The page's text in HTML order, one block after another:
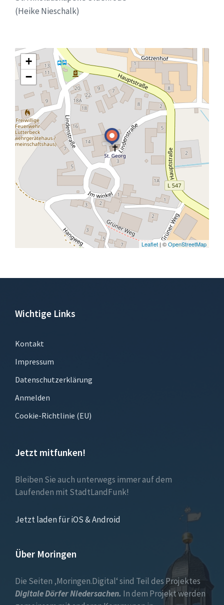
(Heike Nieschalk)
+
−
Leaflet | ©OpenStreetMap
Wichtige Links
Kontakt
Impressum
Datenschutzerklärung
Anmelden
Cookie-Richtlinie (EU)
Jetzt mitfunken!
Bleiben Sie auch unterwegs immer auf dem
Laufenden mit StadtLandFunk!
Jetzt laden für iOS & Android
Über Moringen
Die Seiten ‚Moringen.Digital‘ sind Teil des Projektes
Digitale Dörfer Niedersachen. In dem Projekt werden